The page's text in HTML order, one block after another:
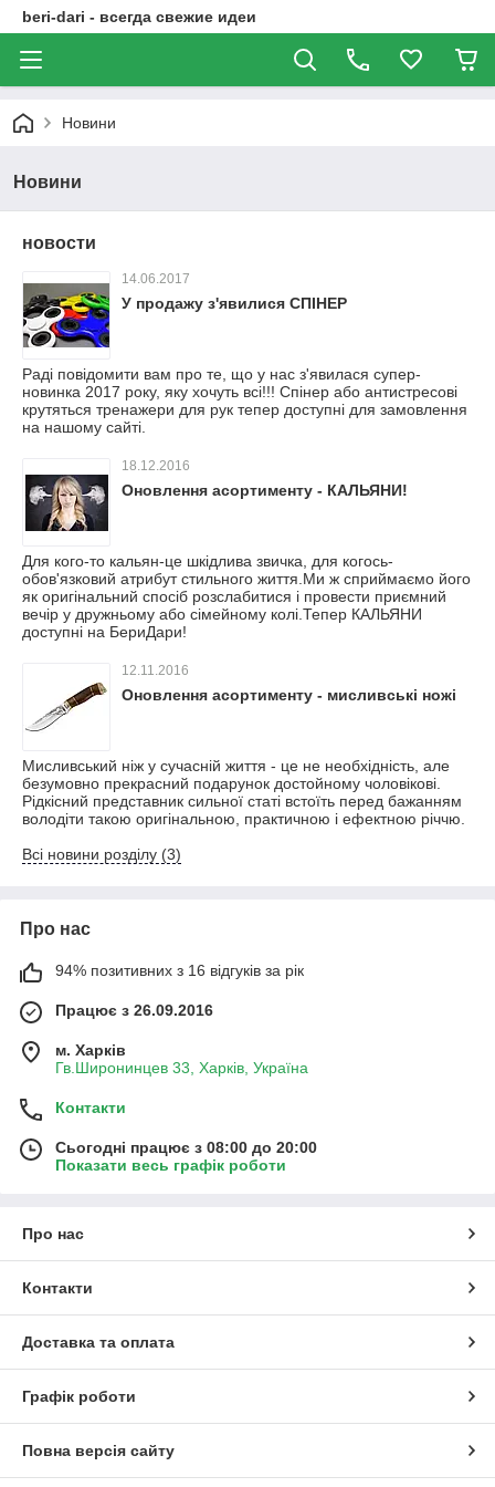
beri-dari - всегда свежие идеи
Новини
Новини
новости
14.06.2017
У продажу з'явилися СПІНЕР
Раді повідомити вам про те, що у нас з'явилася супер-
новинка 2017 року, яку хочуть всі!!! Спінер або антистресові
крутяться тренажери для рук тепер доступні для замовлення
на нашому сайті.
18.12.2016
Оновлення асортименту - КАЛЬЯНИ!
Для кого-то кальян-це шкідлива звичка, для когось-
обов'язковий атрибут стильного життя.Ми ж сприймаємо його
як оригінальний спосіб розслабитися і провести приємний
вечір у дружньому або сімейному колі.Тепер КАЛЬЯНИ
доступні на БериДари!
12.11.2016
Оновлення асортименту - мисливські ножі
Мисливський ніж у сучасній життя - це не необхідність, але
безумовно прекрасний подарунок достойному чоловікові.
Рідкісний представник сильної статі встоїть перед бажанням
володіти такою оригінальною, практичною і ефектною річчю.
Всі новини розділу (3)
Про нас
94% позитивних з 16 відгуків за рік
Працює з 26.09.2016
м. Харків
Гв.Широнинцев 33, Харків, Україна
Контакти
Сьогодні працює з 08:00 до 20:00
Показати весь графік роботи
Про нас
Контакти
Доставка та оплата
Графік роботи
Повна версія сайту